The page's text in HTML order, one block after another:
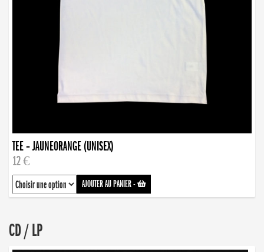
TEE – JAUNEORANGE (UNISEX)
12 €
AJOUTER AU PANIER-
CD / LP